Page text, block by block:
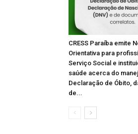
CRESS Paraíba emite
Orientativa para
Serviço Social e
saúde acerca do
Declaração de Óbito,
de...